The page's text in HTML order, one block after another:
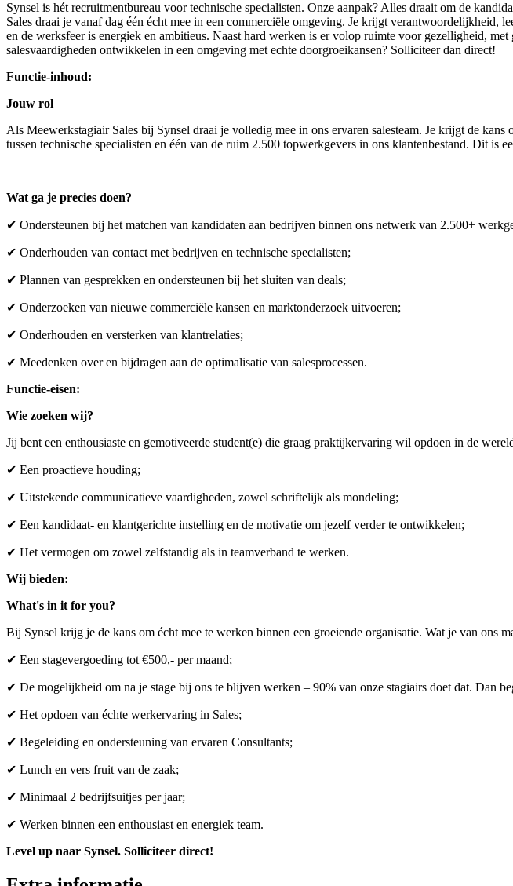
Synsel is hét recruitmentbureau voor technische specialisten. Onze aanpak? Alles draait om de
Sales draai je vanaf dag één écht mee in een commerciële omgeving. Je krijgt
en de werksfeer is energiek en ambitieus. Naast hard werken is er volop ruimte voor gezelligheid,
salesvaardigheden ontwikkelen in een omgeving met echte doorgroeikansen? Solliciteer dan direct!
Functie-inhoud:
Jouw rol
Als Meewerkstagiair Sales bij Synsel draai je volledig mee in ons ervaren salesteam. Je krijgt de kans
tussen technische specialisten en één van de ruim 2.500 topwerkgevers in ons klantenbestand. Dit is
Wat ga je precies doen?
✔ Ondersteunen bij het matchen van kandidaten aan bedrijven binnen ons netwerk van 2.500+
✔ Onderhouden van contact met bedrijven en technische specialisten;
✔ Plannen van gesprekken en ondersteunen bij het sluiten van deals;
✔ Onderzoeken van nieuwe commerciële kansen en marktonderzoek uitvoeren;
✔ Onderhouden en versterken van klantrelaties;
✔ Meedenken over en bijdragen aan de optimalisatie van salesprocessen.
Functie-eisen:
Wie zoeken wij?
Jij bent een enthousiaste en gemotiveerde student(e) die graag praktijkervaring wil opdoen in de
✔ Een proactieve houding;
✔ Uitstekende communicatieve vaardigheden, zowel schriftelijk als mondeling;
✔ Een kandidaat- en klantgerichte instelling en de motivatie om jezelf verder te ontwikkelen;
✔ Het vermogen om zowel zelfstandig als in teamverband te werken.
Wij bieden:
What's in it for you?
Bij Synsel krijg je de kans om écht mee te werken binnen een groeiende organisatie. Wat je van ons
✔ Een stagevergoeding tot €500,- per maand;
✔ De mogelijkheid om na je stage bij ons te blijven werken – 90% van onze stagiairs doet dat. Dan
✔ Het opdoen van échte werkervaring in Sales;
✔ Begeleiding en ondersteuning van ervaren Consultants;
✔ Lunch en vers fruit van de zaak;
✔ Minimaal 2 bedrijfsuitjes per jaar;
✔ Werken binnen een enthousiast en energiek team.
Level up naar Synsel. Solliciteer direct!